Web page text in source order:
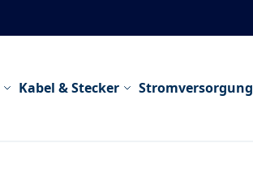
Kabel & Stecker Stromversorgung